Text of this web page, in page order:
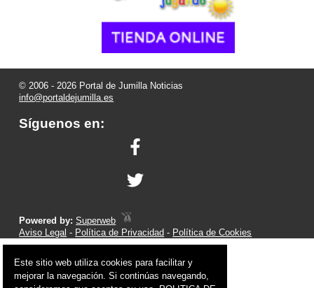
© 2006 - 2026 Portal de Jumilla Noticias
info@portaldejumilla.es
Síguenos en:
Powered by:Superweb
Aviso Legal - Política de Privacidad - Política de Cookies
Este sitio web utiliza cookies para facilitar y
mejorar la navegación. Si continúas navegando,